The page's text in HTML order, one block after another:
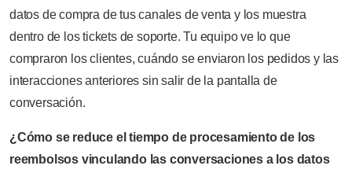
datos de compra de tus canales de venta y los muestra
dentro de los tickets de soporte. Tu equipo ve lo que
compraron los clientes, cuándo se enviaron los pedidos y las
interacciones anteriores sin salir de la pantalla de
conversación.
¿Cómo se reduce el tiempo de procesamiento de los
reembolsos vinculando las conversaciones a los datos